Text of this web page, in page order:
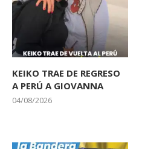
KEIKO TRAE DE REGRESO
A PERÚ A GIOVANNA
04/08/2026